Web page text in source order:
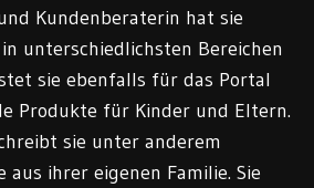
Kundenberaterin hat sie
unterschiedlichsten Bereichen
sie ebenfalls für das Portal
Produkte für Kinder und Eltern.
sie unter anderem
ihrer eigenen Familie. Sie